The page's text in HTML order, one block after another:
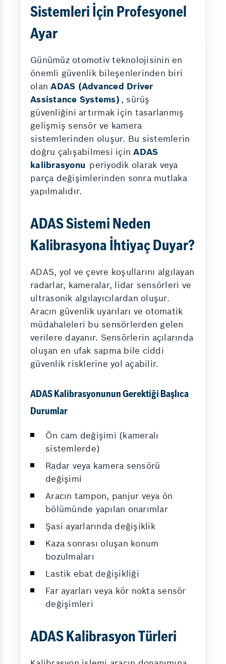
Sistemleri İçin Profesyonel
Ayar
Günümüz otomotiv teknolojisinin en
önemli güvenlik bileşenlerinden biri
olanADAS (Advanced Driver
Assistance Systems) , sürüş
güvenliğini artırmak için tasarlanmış
gelişmiş sensör ve kamera
sistemlerinden oluşur. Bu sistemlerin
doğru çalışabilmesi içinADAS
kalibrasyonu periyodik olarak veya
parça değişimlerinden sonra mutlaka
yapılmalıdır.
ADAS Sistemi Neden
Kalibrasyona İhtiyaç Duyar?
ADAS, yol ve çevre koşullarını algılayan
radarlar, kameralar, lidar sensörleri ve
ultrasonik algılayıcılardan oluşur.
Aracın güvenlik uyarıları ve otomatik
müdahaleleri bu sensörlerden gelen
verilere dayanır. Sensörlerin açılarında
oluşan en ufak sapma bile ciddi
güvenlik risklerine yol açabilir.
ADAS Kalibrasyonunun Gerektiği Başlıca
Durumlar
Ön cam değişimi (kameralı
sistemlerde)
Radar veya kamera sensörü
değişimi
Aracın tampon, panjur veya ön
bölümünde yapılan onarımlar
Şasi ayarlarında değişiklik
Kaza sonrası oluşan konum
bozulmaları
Lastik ebat değişikliği
Far ayarları veya kör nokta sensör
değişimleri
ADAS Kalibrasyon Türleri